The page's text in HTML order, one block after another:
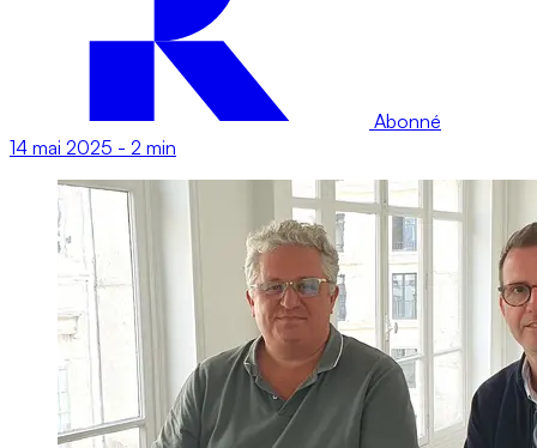
Abonné
14 mai 2025 - 2 min